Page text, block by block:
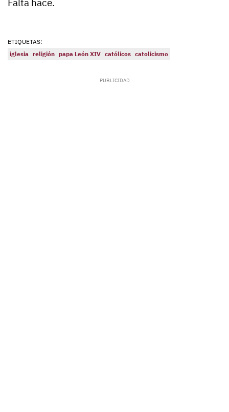
Falta hace.
ETIQUETAS:
iglesia religión papa León XIV católicos catolicismo